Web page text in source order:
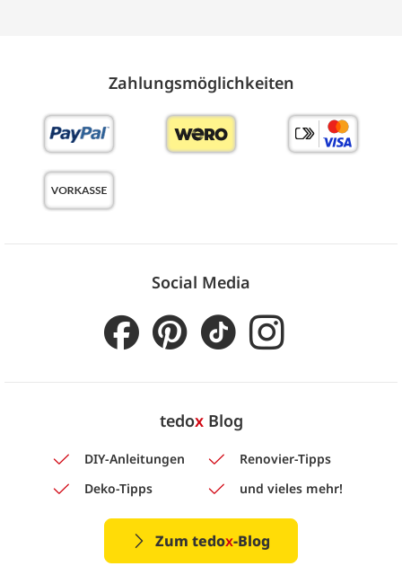
Zahlungs­möglich­keiten
Social Media
tedoxBlog
DIY-Anleitungen
Renovier-Tipps
Deko-Tipps
und vieles mehr!
Zum tedox-Blog